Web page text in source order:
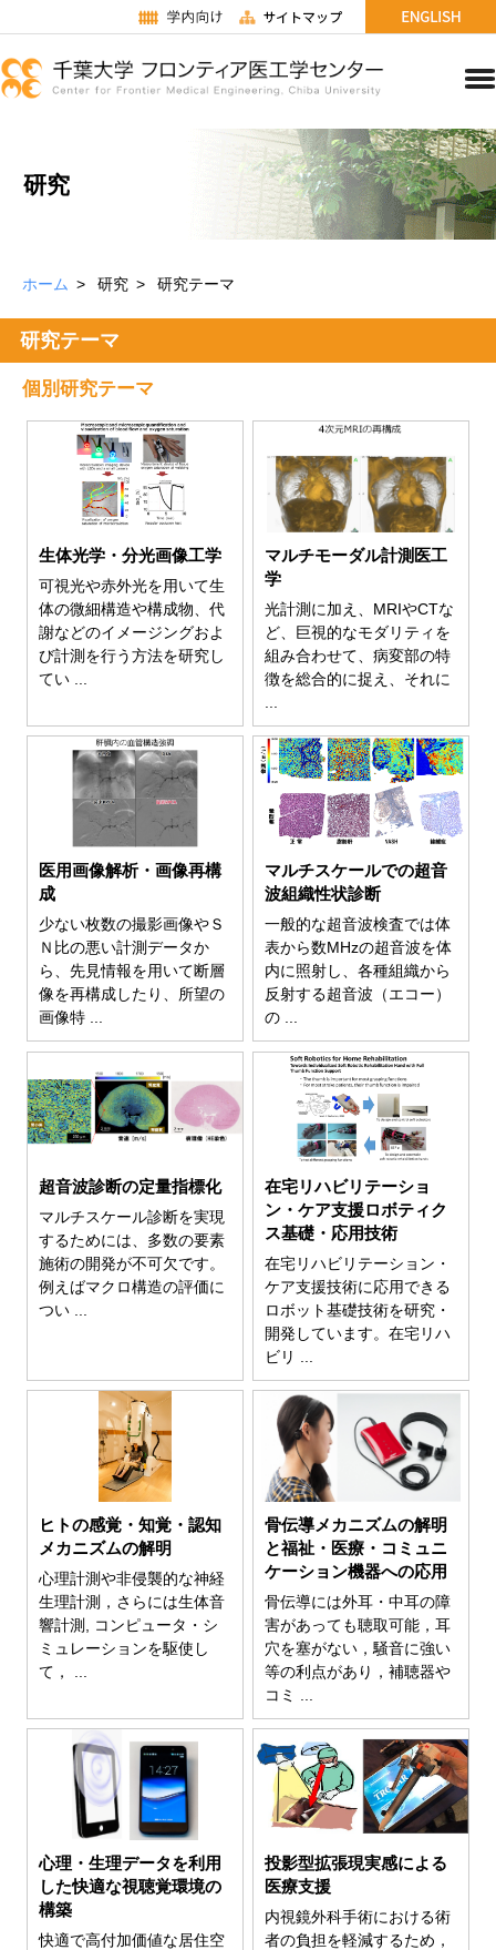
研究
ホーム 研究 研究テーマ
研究テーマ
個別研究テーマ
生体光学・分光画像工学
可視光や赤外光を用いて生
体の微細構造や構成物、代
謝などのイメージングおよ
び計測を行う方法を研究し
てい ...
マルチモーダル計測医工
学
光計測に加え、MRIやCTな
ど、巨視的なモダリティを
組み合わせて、病変部の特
徴を総合的に捉え、それに
...
医用画像解析・画像再構
成
少ない枚数の撮影画像やＳ
Ｎ比の悪い計測データか
ら、先見情報を用いて断層
像を再構成したり、所望の
画像特 ...
マルチスケールでの超音
波組織性状診断
一般的な超音波検査では体
表から数MHzの超音波を体
内に照射し、各種組織から
反射する超音波（エコー）
の ...
超音波診断の定量指標化
マルチスケール診断を実現
するためには、多数の要素
施術の開発が不可欠です。
例えばマクロ構造の評価に
つい ...
在宅リハビリテーショ
ン・ケア支援ロボティク
ス基礎・応用技術
在宅リハビリテーション・
ケア支援技術に応用できる
ロボット基礎技術を研究・
開発しています。在宅リハ
ビリ ...
ヒトの感覚・知覚・認知
メカニズムの解明
心理計測や非侵襲的な神経
生理計測，さらには生体音
響計測, コンピュータ・シ
ミュレーションを駆使し
て， ...
骨伝導メカニズムの解明
と福祉・医療・コミュニ
ケーション機器への応用
骨伝導には外耳・中耳の障
害があっても聴取可能，耳
穴を塞がない，騒音に強い
等の利点があり，補聴器や
コミ ...
心理・生理データを利用
した快適な視聴覚環境の
構築
快適で高付加価値な居住空
投影型拡張現実感による
医療支援
内視鏡外科手術における術
者の負担を軽減するため，